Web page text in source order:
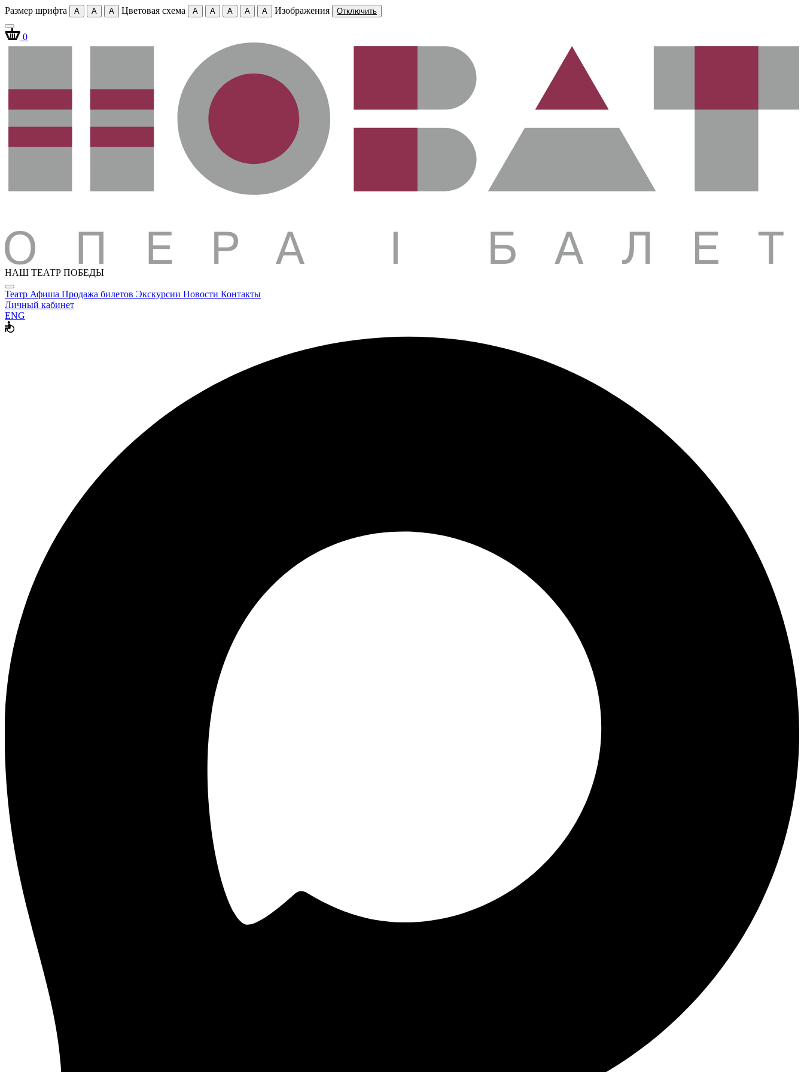
Размер шрифта A A A Цветовая схема A A A A A Изображения Отключить
0
НАШ ТЕАТР ПОБЕДЫ
Театр Афиша Продажа билетов Экскурсии Новости Контакты
Личный кабинет
ENG